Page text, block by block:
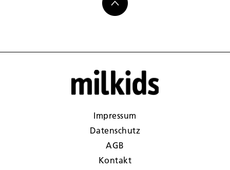
Impressum
Datenschutz
AGB
Kontakt